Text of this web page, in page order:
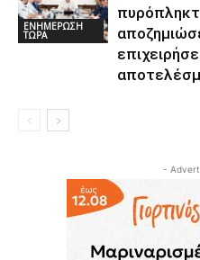
ΕΝΗΜΕΡΩΣΗ
ΤΩΡΑ
-